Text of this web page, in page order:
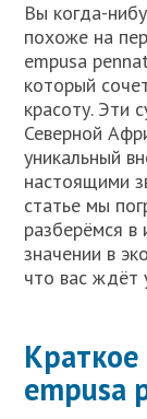
Вы когда-
похоже на
empusa
который
красоту. Эти
Северной
уникальный
настоящими
статье мы
разберёмся в
значении в
что вас ждёт
empusa